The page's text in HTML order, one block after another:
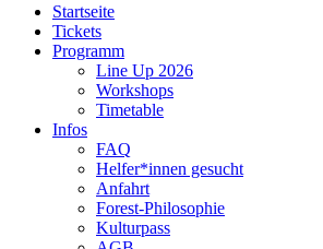
Startseite
Tickets
Programm
Line Up 2026
Workshops
Timetable
Infos
FAQ
Helfer*innen gesucht
Anfahrt
Forest-Philosophie
Kulturpass